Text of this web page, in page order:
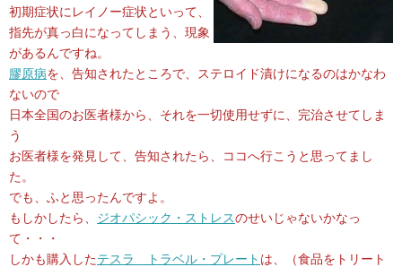
初期症状にレイノー症状といって、
指先が真っ白になってしまう、現象
があるんですね。
膠原病を、告知されたところで、ステロイド漬けになるのはかなわ
ないので
日本全国のお医者様から、それを一切使用せずに、完治させてしま
う
お医者様を発見して、告知されたら、ココへ行こうと思ってまし
た。
でも、ふと思ったんですよ。
もしかしたら、 ジオパシック・ストレスのせいじゃないかなっ
て・・・
しかも購入したテスラ トラベル・プレート は、（食品をトリート